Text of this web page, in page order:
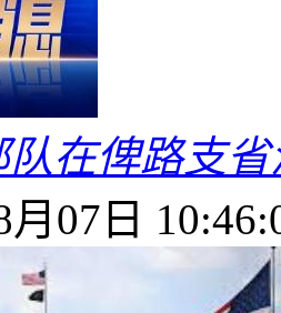
队在俾路支
月07日